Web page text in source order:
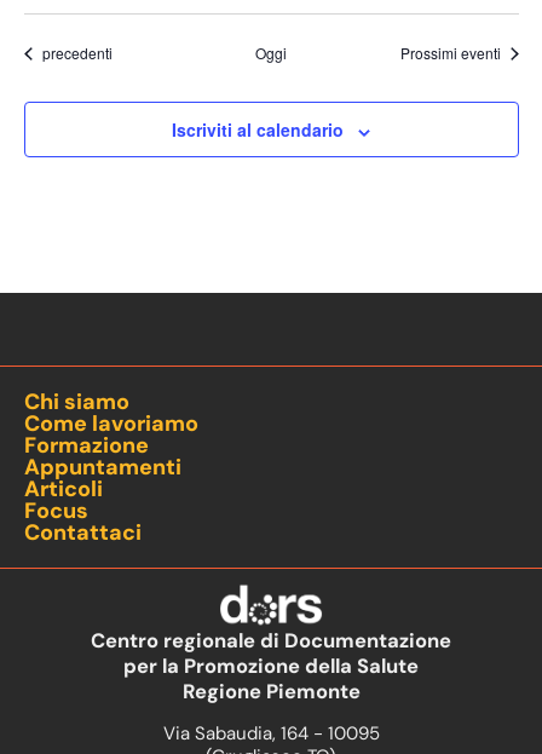
Eventi
precedenti Oggi Prossimi eventi
Iscriviti al calendario
Chi siamo
Come lavoriamo
Formazione
Appuntamenti
Articoli
Focus
Contattaci
Centro regionale di Documentazione
per la Promozione della Salute
Regione Piemonte
Via Sabaudia, 164 - 10095